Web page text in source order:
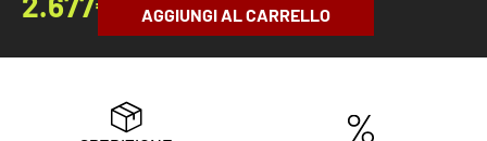
AGGIUNGI AL CARRELLO